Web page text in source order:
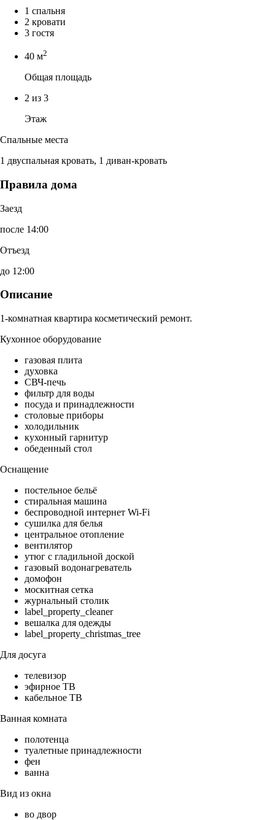
1 спальня
2 кровати
3 гостя
40 м2
Общая площадь
2 из 3
Этаж
Спальные места
1 двуспальная кровать, 1 диван-кровать
Правила дома
Заезд
после 14:00
Отъезд
до 12:00
Описание
1-комнатная квартира косметический ремонт.
Кухонное оборудование
газовая плита
духовка
СВЧ-печь
фильтр для воды
посуда и принадлежности
столовые приборы
холодильник
кухонный гарнитур
обеденный стол
Оснащение
постельное бельё
стиральная машина
беспроводной интернет Wi-Fi
сушилка для белья
центральное отопление
вентилятор
утюг с гладильной доской
газовый водонагреватель
домофон
москитная сетка
журнальный столик
label_property_cleaner
вешалка для одежды
label_property_christmas_tree
Для досуга
телевизор
эфирное ТВ
кабельное ТВ
Ванная комната
полотенца
туалетные принадлежности
фен
ванна
Вид из окна
во двор